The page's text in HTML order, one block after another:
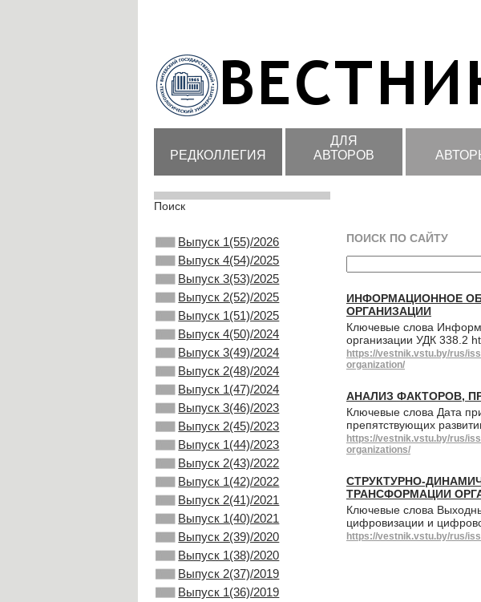
РЕДКОЛЛЕГИЯ
ДЛЯ
АВТОРОВ
Поиск
Выпуск 1(55)/2026
Выпуск 4(54)/2025
Выпуск 3(53)/2025
Выпуск 2(52)/2025
Выпуск 1(51)/2025
Выпуск 4(50)/2024
Выпуск 3(49)/2024
Выпуск 2(48)/2024
Выпуск 1(47)/2024
Выпуск 3(46)/2023
Выпуск 2(45)/2023
Выпуск 1(44)/2023
Выпуск 2(43)/2022
Выпуск 1(42)/2022
Выпуск 2(41)/2021
Выпуск 1(40)/2021
Выпуск 2(39)/2020
Выпуск 1(38)/2020
Выпуск 2(37)/2019
Выпуск 1(36)/2019
ПОИСК ПО САЙТУ
ИНФОРМАЦИОННОЕ
ОРГАНИЗАЦИИ
Ключевые слова
организации УДК 338.2
https://vestnik.vstu.by/rus/
organization/
АНАЛИЗ ФАКТОРОВ,
Ключевые слова Дата
препятствующих
https://vestnik.vstu.by/rus/
organizations/
СТРУКТУРНО-
ТРАНСФОРМАЦИИ
Ключевые слова
цифровизации и
https://vestnik.vstu.by/rus/